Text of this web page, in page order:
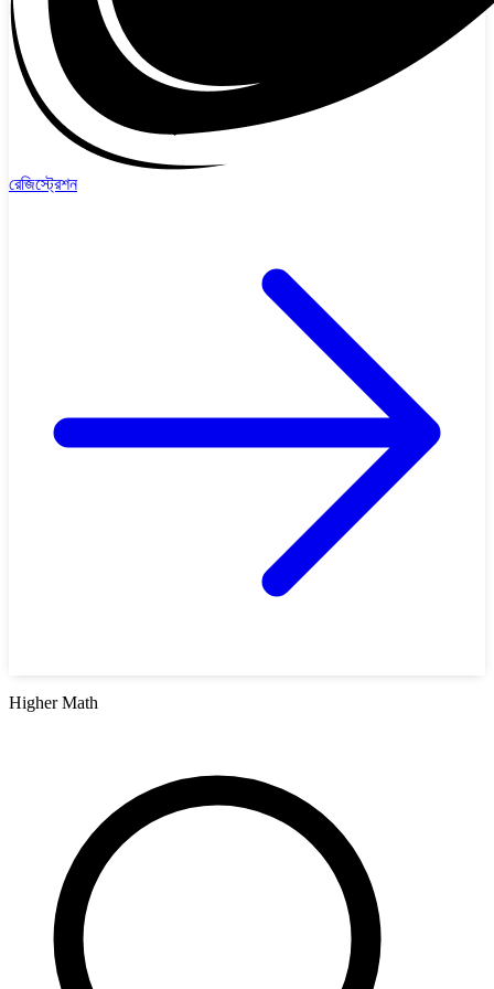
রেজিস্ট্রেশন
Higher Math